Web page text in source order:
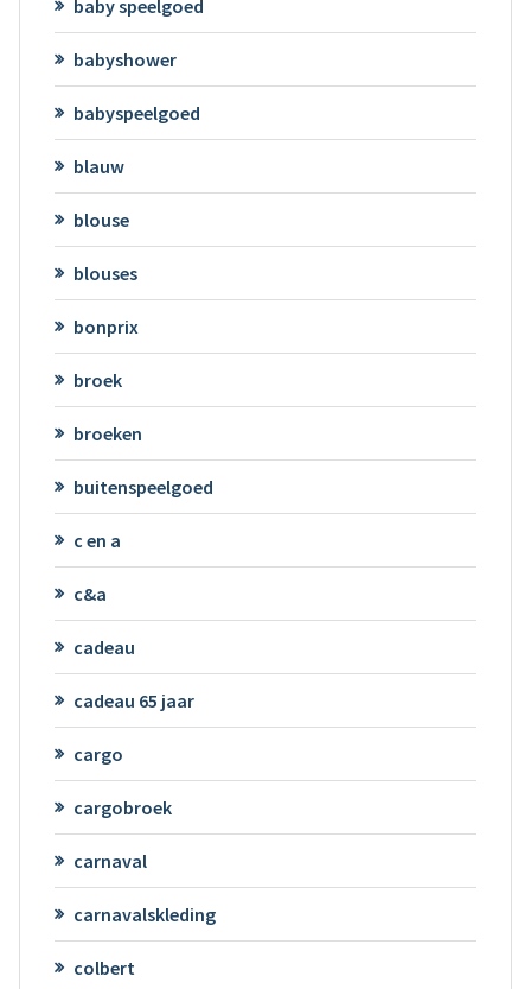
baby speelgoed
babyshower
babyspeelgoed
blauw
blouse
blouses
bonprix
broek
broeken
buitenspeelgoed
c en a
c&a
cadeau
cadeau 65 jaar
cargo
cargobroek
carnaval
carnavalskleding
colbert